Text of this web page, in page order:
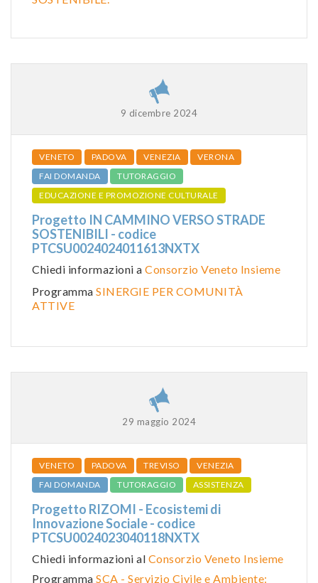
9 dicembre 2024
VENETO PADOVA VENEZIA
VERONA
FAI DOMANDA
TUTORAGGIO
EDUCAZIONE E PROMOZIONE CULTURALE
Progetto IN CAMMINO VERSO STRADE
SOSTENIBILI - codice
PTCSU0024024011613NXTX
Chiedi informazioni a Consorzio Veneto Insieme
Programma SINERGIE PER COMUNITÀ
ATTIVE
29 maggio 2024
VENETO PADOVA TREVISO
VENEZIA
FAI DOMANDA
TUTORAGGIO ASSISTENZA
Progetto RIZOMI - Ecosistemi di
Innovazione Sociale - codice
PTCSU0024023040118NXTX
Chiedi informazioni al Consorzio Veneto Insieme
Programma SCA - Servizio Civile e Ambiente: